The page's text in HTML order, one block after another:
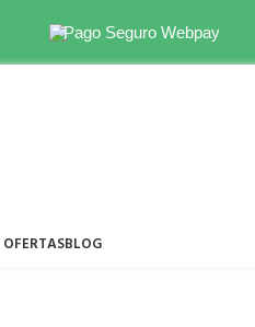
→
Pago Seguro Webpay
OFERTASBLOG